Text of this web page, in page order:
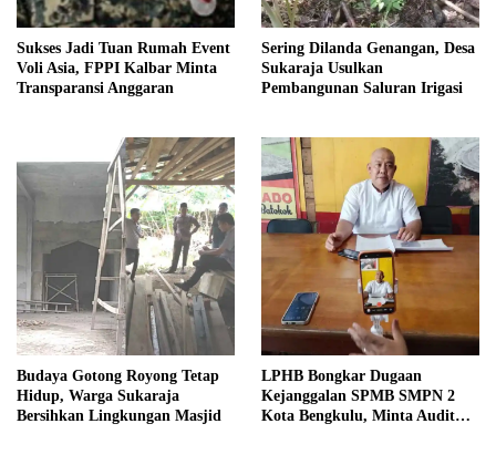
Sukses Jadi Tuan Rumah Event
Voli Asia, FPPI Kalbar Minta
Transparansi Anggaran
Sering Dilanda Genangan, Desa
Sukaraja Usulkan
Pembangunan Saluran Irigasi
Budaya Gotong Royong Tetap
Hidup, Warga Sukaraja
Bersihkan Lingkungan Masjid
LPHB Bongkar Dugaan
Kejanggalan SPMB SMPN 2
Kota Bengkulu, Minta Audit